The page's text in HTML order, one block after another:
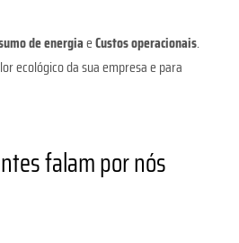
de energiaeCustos operacionais.
ecológico da sua empresa e para
falam por nós